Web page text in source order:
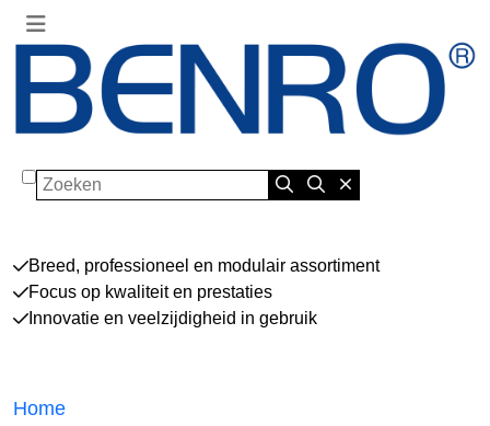
Zoeken
Breed, professioneel en modulair assortiment
Focus op kwaliteit en prestaties
Innovatie en veelzijdigheid in gebruik
Home